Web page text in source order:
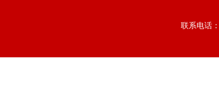
联系电话